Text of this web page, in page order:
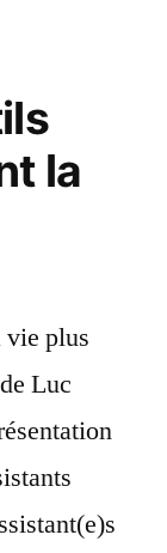
la
vie plus
Luc